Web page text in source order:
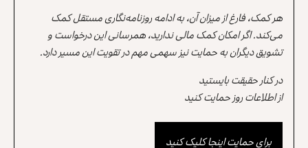
هر کمک، فارغ از میزان آن، به ادامه روزنامه‌نگاری مستقل کمک
می‌کند. اگر امکان کمک مالی ندارید، همرسانی این درخواست و
تشویق دیگران به حمایت نیز سهمی مهم در تقویت این مسیر دارد.
در کنار حقیقت بایستید
از اطلاعات روز حمایت کنید
برای حمایت اینجا کلیک کنید